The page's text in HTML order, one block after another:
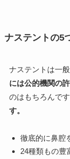
ナステントの5
ナステントは一
には公的機関の
のはもちろんです
す。
徹底的に鼻腔
24種類もの豊